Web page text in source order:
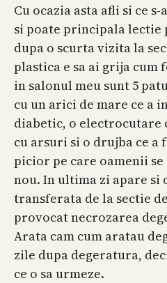
Cu ocazia asta afli si ce
si poate principala lectie
dupa o scurta vizita la
plastica e sa ai grija cum
in salonul meu sunt 5
cu un arici de mare ce a
diabetic, o electrocutare
cu arsuri si o drujba ce
picior pe care oamenii
nou. In ultima zi apare si
transferata de la sectie
provocat necrozarea
Arata cam cum aratau
zile dupa degeratura,
ce o sa urmeze.